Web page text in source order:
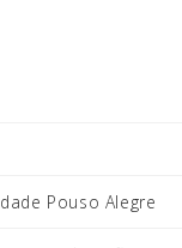
Pouso Alegre